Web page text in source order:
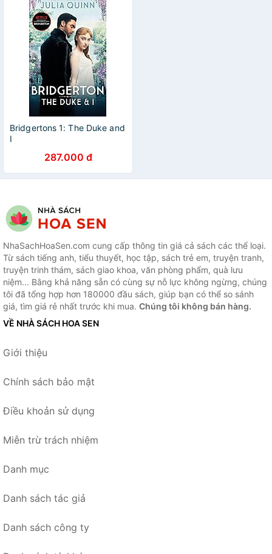
Bridgertons 1: The Duke and
I
287.000 đ
NhaSachHoaSen.com cung cấp thông tin giá cả sách các thể loại.
Từ sách tiếng anh, tiểu thuyết, học tập, sách trẻ em, truyện tranh,
truyện trinh thám, sách giao khoa, văn phòng phẩm, quà lưu
niệm... Bằng khả năng sẵn có cùng sự nỗ lực không ngừng, chúng
tôi đã tổng hợp hơn 180000 đầu sách, giúp bạn có thể so sánh
giá, tìm giá rẻ nhất trước khi mua. Chúng tôi không bán hàng.
VỀ NHÀ SÁCH HOA SEN
Giới thiệu
Chính sách bảo mật
Điều khoản sử dụng
Miễn trừ trách nhiệm
Danh mục
Danh sách tác giả
Danh sách công ty